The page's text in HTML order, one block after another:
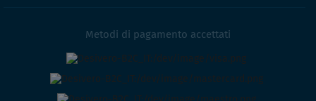
Metodi di pagamento accettati